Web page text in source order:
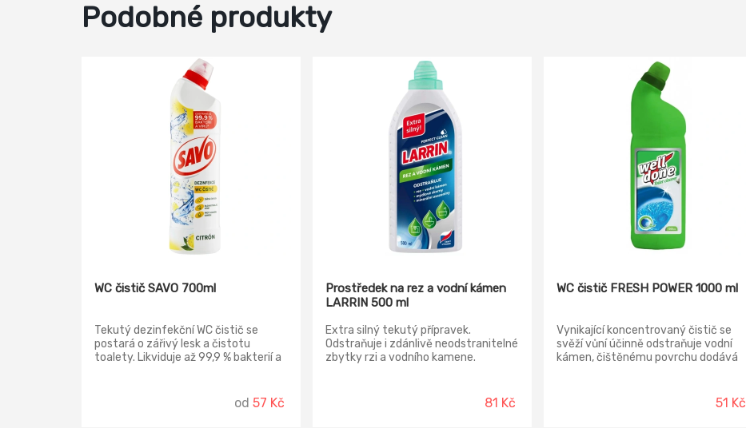
Podobné produkty
WC čistič SAVO 700ml
Tekutý dezinfekční WC čistič se
postará o zářivý lesk a čistotu
toalety. Likviduje až 99,9 % bakterií a
dlouhotrvající svěžest toalety.
od 57 Kč
Prostředek na rez a vodní kámen
LARRIN 500 ml
Extra silný tekutý přípravek.
Odstraňuje i zdánlivě neodstranitelné
zbytky rzi a vodního kamene.
usazenou špínu. Doporučujeme pro
81 Kč
WC čistič FRESH POWER 1000 ml
Vynikající koncentrovaný čistič se
svěží vůní účinně odstraňuje vodní
kámen, čištěnému povrchu dodává
51 Kč